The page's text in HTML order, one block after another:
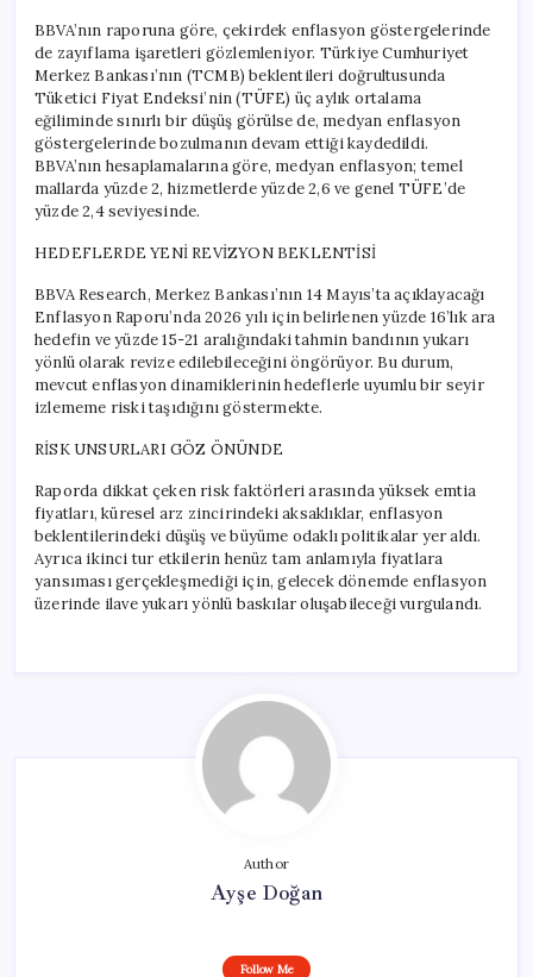
BBVA’nın raporuna göre, çekirdek enflasyon göstergelerinde
de zayıflama işaretleri gözlemleniyor. Türkiye Cumhuriyet
Merkez Bankası’nın (TCMB) beklentileri doğrultusunda
Tüketici Fiyat Endeksi’nin (TÜFE) üç aylık ortalama
eğiliminde sınırlı bir düşüş görülse de, medyan enflasyon
göstergelerinde bozulmanın devam ettiği kaydedildi.
BBVA’nın hesaplamalarına göre, medyan enflasyon; temel
mallarda yüzde 2, hizmetlerde yüzde 2,6 ve genel TÜFE’de
yüzde 2,4 seviyesinde.
HEDEFLERDE YENİ REVİZYON BEKLENTİSİ
BBVA Research, Merkez Bankası’nın 14 Mayıs’ta açıklayacağı
Enflasyon Raporu’nda 2026 yılı için belirlenen yüzde 16’lık ara
hedefin ve yüzde 15-21 aralığındaki tahmin bandının yukarı
yönlü olarak revize edilebileceğini öngörüyor. Bu durum,
mevcut enflasyon dinamiklerinin hedeflerle uyumlu bir seyir
izlememe riski taşıdığını göstermekte.
RİSK UNSURLARI GÖZ ÖNÜNDE
Raporda dikkat çeken risk faktörleri arasında yüksek emtia
fiyatları, küresel arz zincirindeki aksaklıklar, enflasyon
beklentilerindeki düşüş ve büyüme odaklı politikalar yer aldı.
Ayrıca ikinci tur etkilerin henüz tam anlamıyla fiyatlara
yansıması gerçekleşmediği için, gelecek dönemde enflasyon
üzerinde ilave yukarı yönlü baskılar oluşabileceği vurgulandı.
Author
Ayşe Doğan
Follow Me